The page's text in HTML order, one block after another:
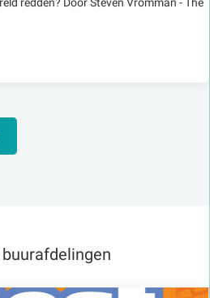
redden? Door Steven Vromman - The